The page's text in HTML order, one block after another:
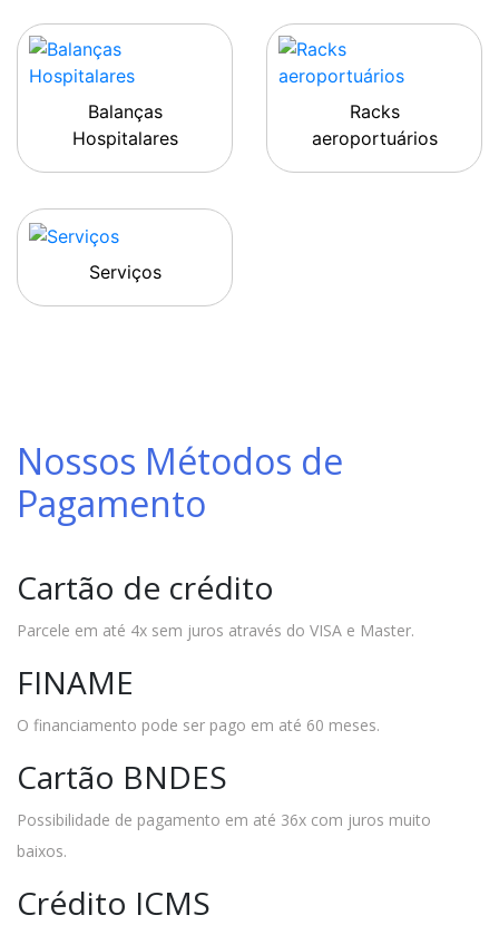
Balanças
Hospitalares
Racks
aeroportuários
Serviços
Nossos Métodos de
Pagamento
Cartão de crédito
Parcele em até 4x sem juros através do VISA e Master.
FINAME
O financiamento pode ser pago em até 60 meses.
Cartão BNDES
Possibilidade de pagamento em até 36x com juros muito
baixos.
Crédito ICMS